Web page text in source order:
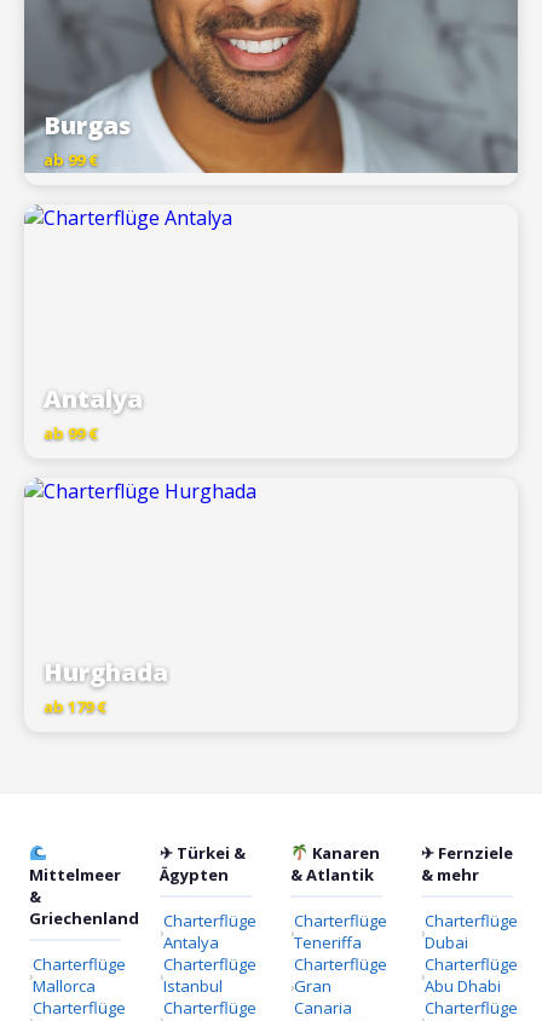
Burgas
ab 99 €
Antalya
ab 99 €
Hurghada
ab 179 €
Mittelmeer
&
Griechenland
Charterflüge
Mallorca
Charterflüge
✈ Türkei &
Ägypten
Charterflüge
Antalya
Charterflüge
Istanbul
Charterflüge
Kanaren
& Atlantik
Charterflüge
Teneriffa
Charterflüge
Gran
Canaria
✈ Fernziele
& mehr
Charterflüge
Dubai
Charterflüge
Abu Dhabi
Charterflüge